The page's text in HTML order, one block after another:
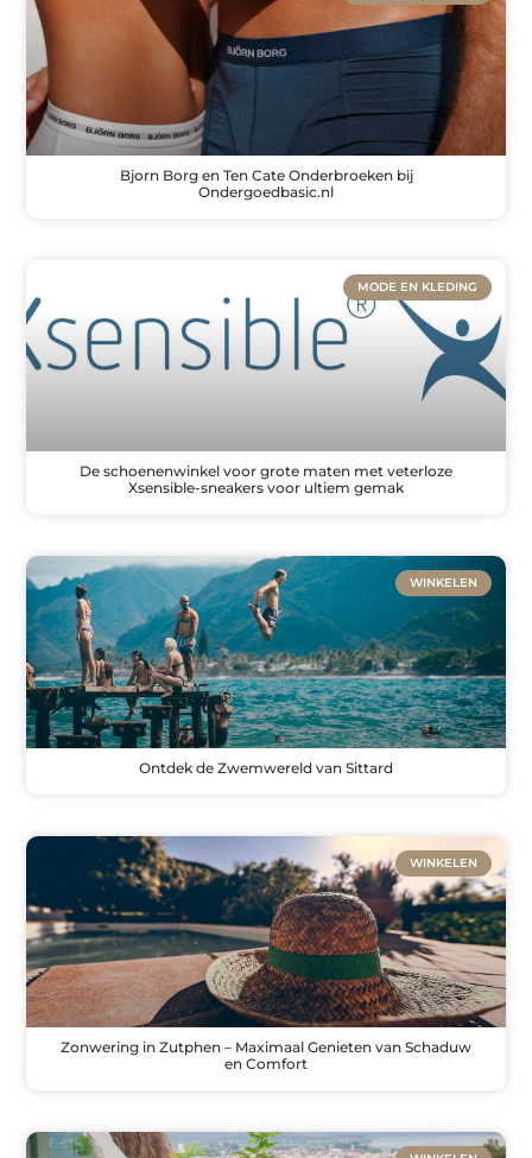
Bjorn Borg en Ten Cate Onderbroeken bij
Ondergoedbasic.nl
MODE EN KLEDING
De schoenenwinkel voor grote maten met veterloze
Xsensible-sneakers voor ultiem gemak
WINKELEN
Ontdek de Zwemwereld van Sittard
WINKELEN
Zonwering in Zutphen – Maximaal Genieten van Schaduw
en Comfort